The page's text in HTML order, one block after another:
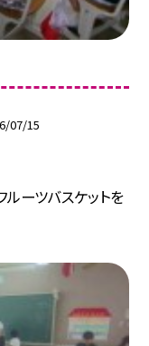
07/15
ルーツバスケットを